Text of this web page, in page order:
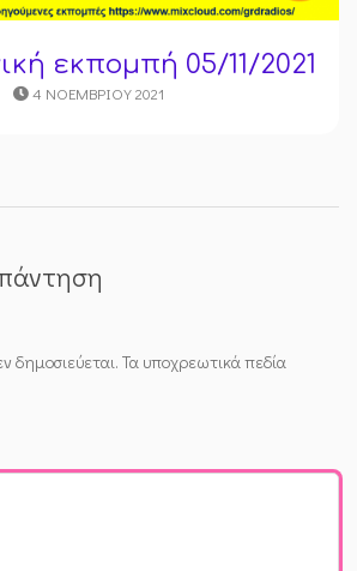
εκπομπή 05/11/2021
4 ΝΟΕΜΒΡΊΟΥ 2021
δημοσιεύεται. Τα υποχρεωτικά πεδία